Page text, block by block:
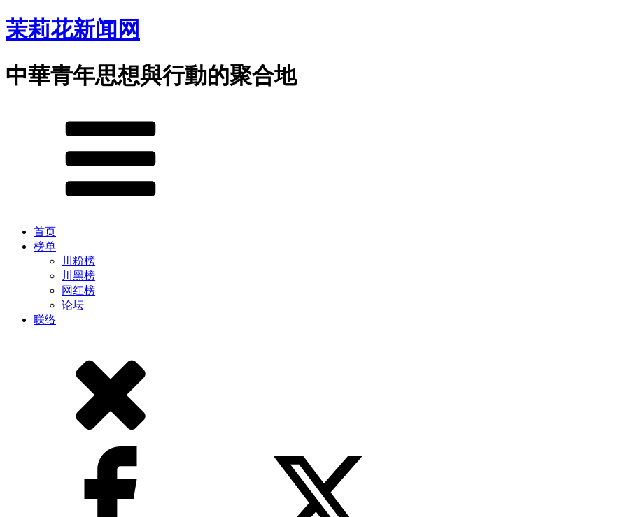
茉莉花新闻网
中華青年思想與行動的聚合地
首页
榜单
川粉榜
川黑榜
网红榜
论坛
联络